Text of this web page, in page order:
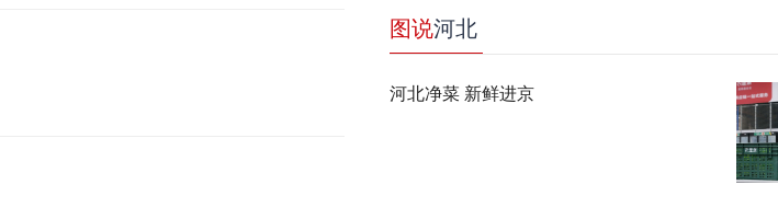
图说河北
河北净菜 新鲜进京